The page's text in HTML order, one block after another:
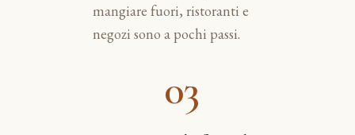
mangiare fuori, ristoranti e
negozi sono a pochi passi.
03